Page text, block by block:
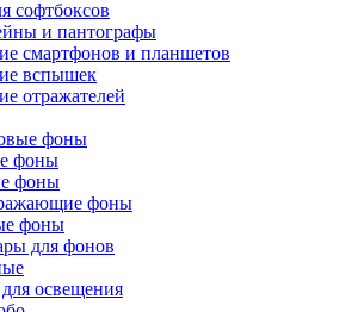
софтбоксов
и пантографы
смартфонов и планшетов
вспышек
отражателей
фоны
фоны
фоны
фоны
фоны
для фонов
освещения